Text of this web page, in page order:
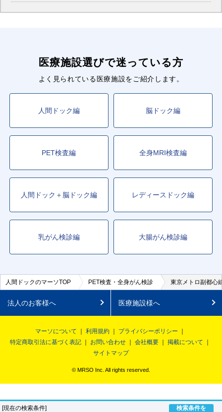
[現在の検索条件] 検索条件を
医療施設選びで迷っている方
よく見られている医療施設をご紹介します。
人間ドック編 脳ドック編
PET検査編 全身MRI検査編
人間ドック＋脳ドック編 レディースドック編
乳がん検診編 大腸がん検診編
人間ドックのマーソTOP PET検査・全身がん検診 東京メトロ副都心
法人のお客様へ 医療施設様へ
マーソについて 利用規約
プライバシーポリシー
特定商取引法に基づく表記
お問い合わせ 会社概要
掲載について
サイトマップ
© MRSO Inc. All rights reserved.